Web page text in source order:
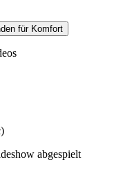
für Komfort
abgespielt